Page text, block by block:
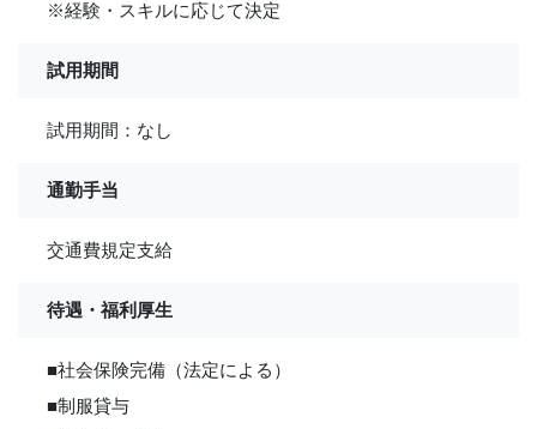
※経験・スキルに応じて決定
試用期間
試用期間：なし
通勤手当
交通費規定支給
待遇・福利厚生
■社会保険完備（法定による）
■制服貸与